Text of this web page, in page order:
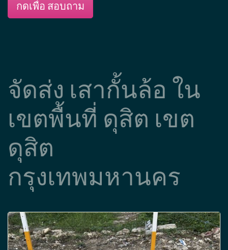
กดเพื่อ สอบถาม
จัดส่ง เสากั้นล้อ ใน
เขตพื้นที่ ดุสิต เขต
ดุสิต
กรุงเทพมหานคร